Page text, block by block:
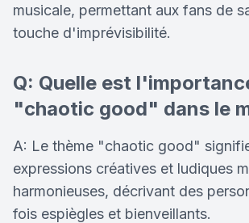
musicale, permettant aux fans de
touche d'imprévisibilité.
Q: Quelle est
"chaotic good" dans le
A: Le thème "chaotic good"
expressions créatives et ludiques
harmonieuses, décrivant des
fois espiègles et bienveillants.